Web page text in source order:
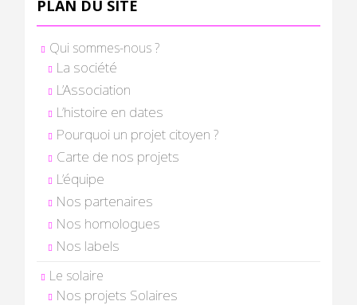
PLAN DU SITE
Qui sommes-nous ?
La société
L’Association
L’histoire en dates
Pourquoi un projet citoyen ?
Carte de nos projets
L’équipe
Nos partenaires
Nos homologues
Nos labels
Le solaire
Nos projets Solaires